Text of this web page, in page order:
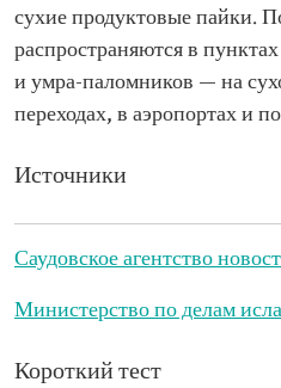
сухие продуктовые пайки.
распространяются в
и умра-паломников — на
переходах, в аэропортах и
Источники
Саудовское агентство
Министерство по делам
Короткий тест